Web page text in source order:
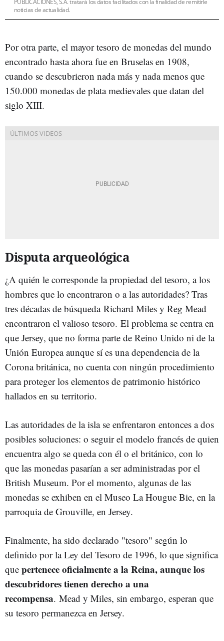
PUBLICACIONES, S.A. tratará los datos facilitados con la finalidad de remitirle
noticias de actualidad.
Por otra parte, el mayor tesoro de monedas del mundo
encontrado hasta ahora fue en Bruselas en 1908,
cuando se descubrieron nada más y nada menos que
150.000 monedas de plata medievales que datan del
siglo XIII.
Disputa arqueológica
¿A quién le corresponde la propiedad del tesoro, a los
hombres que lo encontraron o a las autoridades? Tras
tres décadas de búsqueda Richard Miles y Reg Mead
encontraron el valioso tesoro. El problema se centra en
que Jersey, que no forma parte de Reino Unido ni de la
Unión Europea aunque sí es una dependencia de la
Corona británica, no cuenta con ningún procedimiento
para proteger los elementos de patrimonio histórico
hallados en su territorio.
Las autoridades de la isla se enfrentaron entonces a dos
posibles soluciones: o seguir el modelo francés de quien
encuentra algo se queda con él o el británico, con lo
que las monedas pasarían a ser administradas por el
British Museum. Por el momento, algunas de las
monedas se exhiben en el Museo La Hougue Bie, en la
parroquia de Grouville, en Jersey.
Finalmente, ha sido declarado "tesoro" según lo
definido por la Ley del Tesoro de 1996, lo que significa
que pertenece oficialmente a la Reina, aunque los
descubridores tienen derecho a una
recompensa. Mead y Miles, sin embargo, esperan que
su tesoro permanezca en Jersey.